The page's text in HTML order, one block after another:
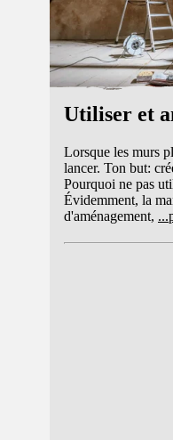
Utiliser et
Lorsque les murs
lancer. Ton but:
Pourquoi ne pas
Évidemment, la
d'aménagement, ...